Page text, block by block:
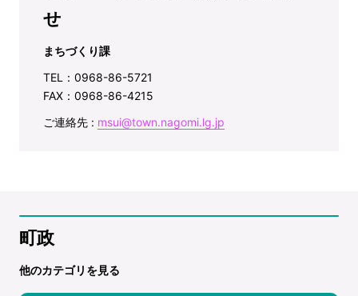
せ
まちづくり課
TEL：0968-86-5721
FAX：0968-86-4215
ご連絡先 : msui@town.nagomi.lg.jp
町政
他のカテゴリを見る